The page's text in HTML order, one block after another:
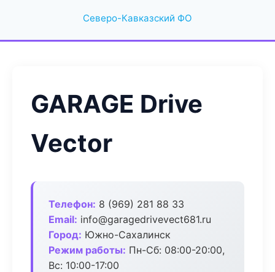
Северо-Кавказский ФО
GARAGE Drive
Vector
Телефон: 8 (969) 281 88 33
Email: info@garagedrivevect681.ru
Город: Южно-Сахалинск
Режим работы: Пн-Сб: 08:00-20:00,
Вс: 10:00-17:00